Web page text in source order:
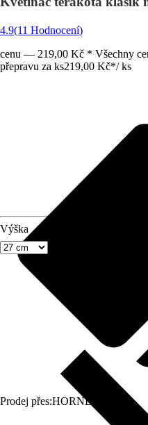
4.9(11 Hodnocení)
cenu — 219,00 Kč * Všechny
přepravu za ks219,00 Kč*/ ks
Prodej přes:HORNBACH
Výška